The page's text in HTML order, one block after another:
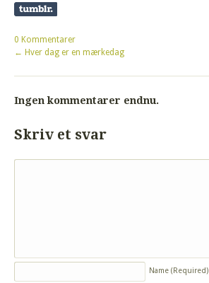
0 Kommentarer
← Hver dag er en mærkedag
Ingen kommentarer endnu.
Skriv et svar
Name (Required)